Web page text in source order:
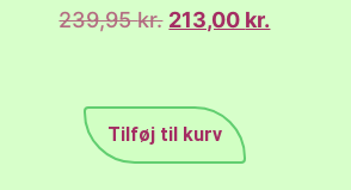
239,95kr. 213,00 kr.
Tilføj til kurv